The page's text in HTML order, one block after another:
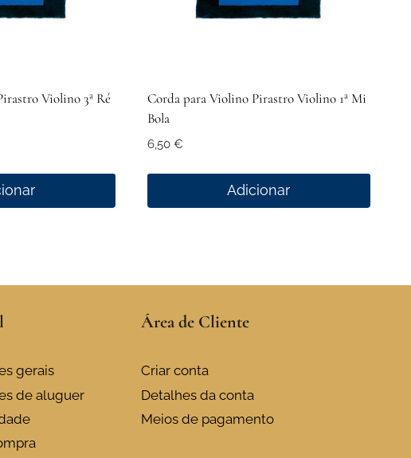
Violino 3ª Ré
Corda para Violino Pirastro Violino 1ª Mi
Bola
6,50 €
Adicionar
gerais
de aluguer
Área de Cliente
Criar conta
Detalhes da conta
Meios de pagamento